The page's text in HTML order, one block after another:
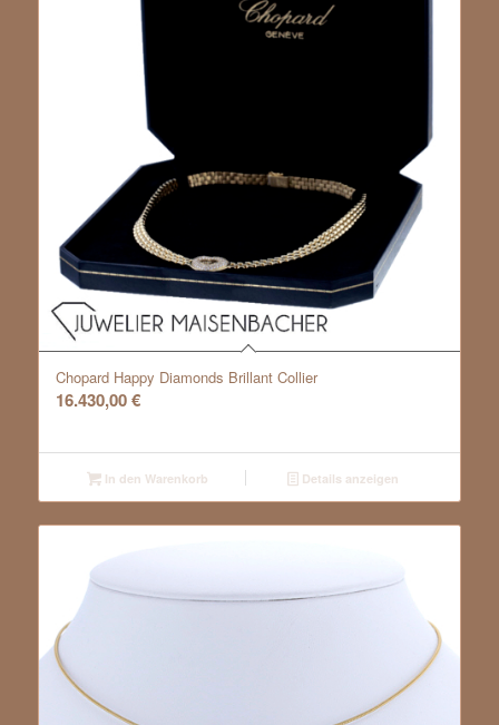
Chopard Happy Diamonds Brillant Collier
16.430,00€
In den Warenkorb Details anzeigen